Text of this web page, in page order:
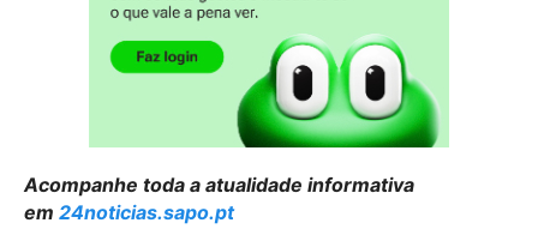
Acompanhe toda a atualidade informativa
em 24noticias.sapo.pt